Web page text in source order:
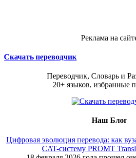
Реклама на
Скачать переводчик
Переводчик, Словарь и
20+ языков, избранные
Наш Блог
Цифровая эволюция перевода: как
CAT-систему PROMT